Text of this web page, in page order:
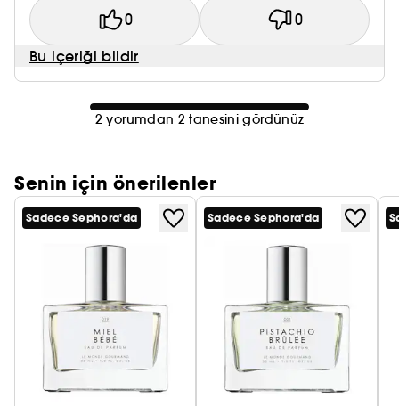
0 0
Bu içeriği bildir
2 yorumdan 2 tanesini gördünüz
Senin için önerilenler
Sadece Sephora'da Sadece Sephora'da